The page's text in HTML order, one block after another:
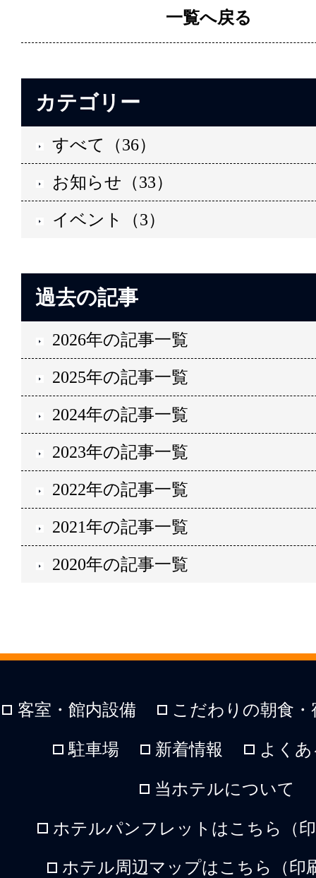
一覧へ戻る
カテゴリー
すべて（36）
お知らせ（33）
イベント（3）
過去の記事
2026年の記事一覧
2025年の記事一覧
2024年の記事一覧
2023年の記事一覧
2022年の記事一覧
2021年の記事一覧
2020年の記事一覧
客室・館内設備 こだわりの朝食
駐車場 新着情報 よく
当ホテルについて
ホテルパンフレットはこちら（
ホテル周辺マップはこちら（印